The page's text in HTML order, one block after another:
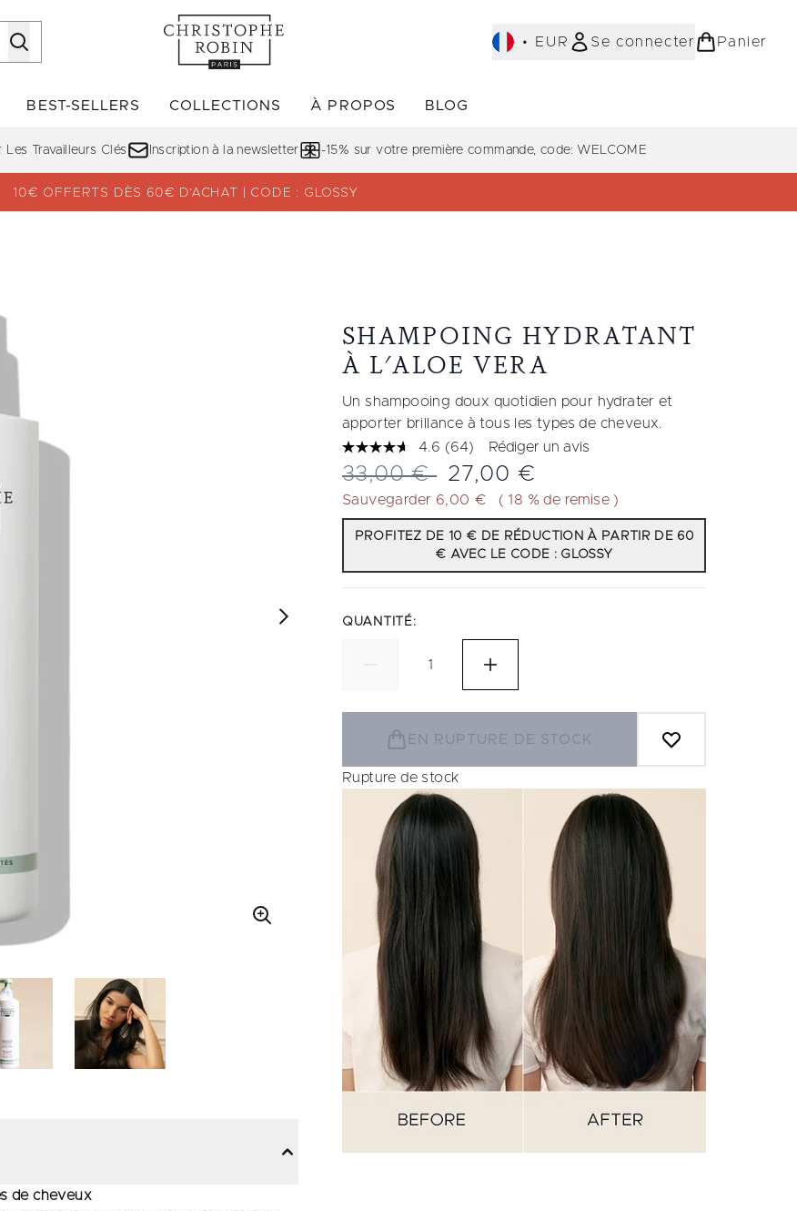
• EUR Se connecter Panier
Accédez au sous-menu (DÉCOUVRIR)
BEST-SELLERS
Accédez au sous-menu (BEST-SELLERS)
COLLECTIONS
Accédez au sous-menu (COLLECTIONS)
À PROPOS BLOG
Les Travailleurs Clés Inscription à la newsletter -15% sur votre première commande, code: WELCOME
10€ OFFERTS DÈS 60€ D’ACHAT | CODE : GLOSSY
SHAMPOING HYDRATANT
À L'ALOE VERA
Un shampooing doux quotidien pour hydrater et
apporter brillance à tous les types de cheveux.
4.6 Lire
64
avis.
Lien
la
même
page.
(64) Rédiger un avis
Prix de vente :
33,00 € Prix ​​actuel :
27,00 €
Sauvegarder 6,00 € ( 18 % de remise )
PROFITEZ DE 10 € DE RÉDUCTION À PARTIR DE 60
€ AVEC LE CODE : GLOSSY
QUANTITÉ:
EN RUPTURE DE STOCK
Rupture de stock
de cheveux